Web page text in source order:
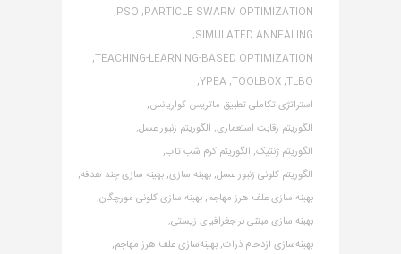
PARTICLE SWARM OPTIMIZATION,
PSO,
SIMULATED ANNEALING,
TEACHING-LEARNING-BASED OPTIMIZATION,
TLBO,
TOOLBOX,
YPEA,
استراتژی تکاملی تطبیق ماتریس کواریانس,
الگوریتم رقابت استعماری, الگوریتم زنبور عسل,
الگوریتم ژنتیک, الگوریتم کرم شب تاب,
الگوریتم کلونی زنبور عسل,بهینه سازی,بهینه سازی چند هدفه,
بهینه سازی علف هرز مهاجم,بهینه سازی کلونی مورچگان,
بهینه سازی مبتنی بر جغرافیای زیستی,
بهینه‌سازی ازدحام ذرات,بهینه‌سازی علف هرز مهاجم,